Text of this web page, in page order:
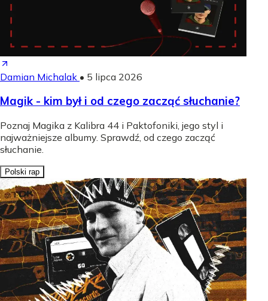
Damian Michalak • 5 lipca 2026
Magik - kim był i od czego zacząć słuchanie?
Poznaj Magika z Kalibra 44 i Paktofoniki, jego styl i
najważniejsze albumy. Sprawdź, od czego zacząć
słuchanie.
Polski rap